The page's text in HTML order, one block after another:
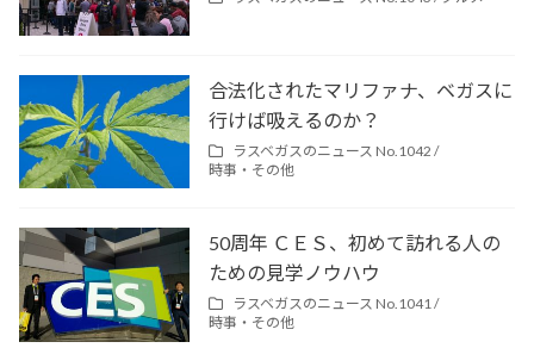
合法化されたマリファナ、ベガスに
行けば吸えるのか？
ラスベガスのニュース No.1042 /
時事・その他
50周年 ＣＥＳ、初めて訪れる人の
ための見学ノウハウ
ラスベガスのニュース No.1041 /
時事・その他